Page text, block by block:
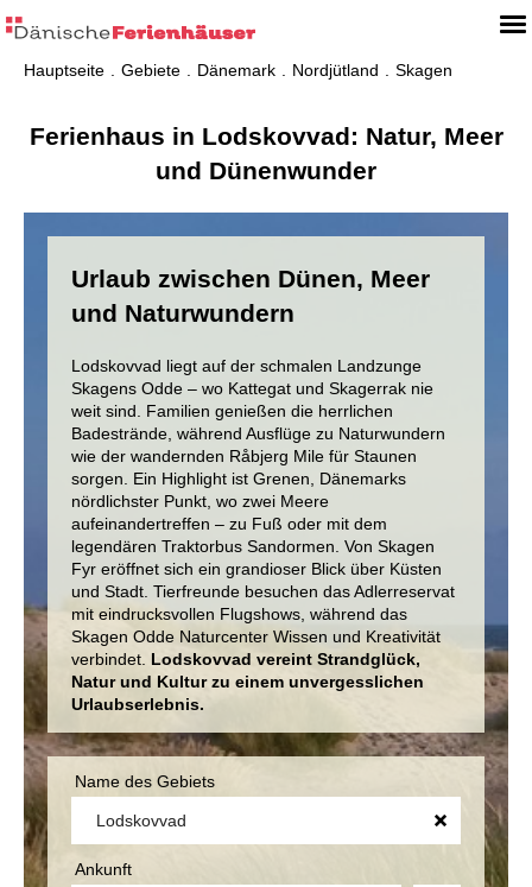
Hauptseite Gebiete Dänemark Nordjütland Skagen
Ferienhaus in Lodskovvad: Natur, Meer
und Dünenwunder
Urlaub zwischen Dünen, Meer
und Naturwundern
Lodskovvad liegt auf der schmalen Landzunge
Skagens Odde – wo Kattegat und Skagerrak nie
weit sind. Familien genießen die herrlichen
Badestrände, während Ausflüge zu Naturwundern
wie der wandernden Råbjerg Mile für Staunen
sorgen. Ein Highlight ist Grenen, Dänemarks
nördlichster Punkt, wo zwei Meere
aufeinandertreffen – zu Fuß oder mit dem
legendären Traktorbus Sandormen. Von Skagen
Fyr eröffnet sich ein grandioser Blick über Küsten
und Stadt. Tierfreunde besuchen das Adlerreservat
mit eindrucksvollen Flugshows, während das
Skagen Odde Naturcenter Wissen und Kreativität
verbindet. Lodskovvad vereint Strandglück,
Natur und Kultur zu einem unvergesslichen
Urlaubserlebnis.
Name des Gebiets
Ankunft